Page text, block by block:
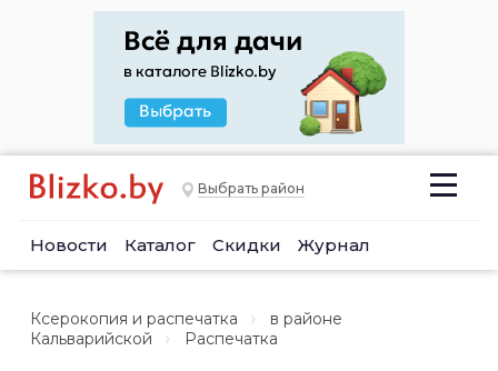
Выбрать район
Новости Каталог Скидки Журнал
Ксерокопия и распечатка
в районе
Кальварийской
Распечатка